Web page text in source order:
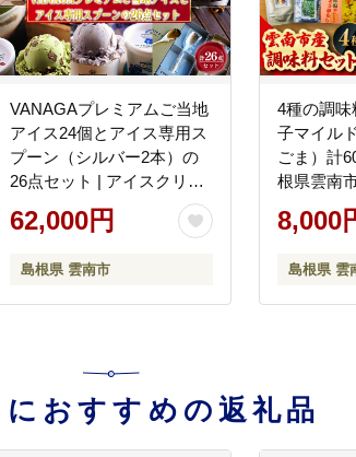
VANAGAプレミアムご当地
アイス24個とアイス専用ス
プーン（シルバー2本）の
26点セット | アイスクリー
ム アイス 濃厚 バニラ デザ
ート 島根県雲南市/やまざ
62,000円
島根県 雲南市
4種の調
子マイル
ごま）計60g 調味料 薬
根県雲南
産業
8,000
島根県 雲
おすすめの返礼品